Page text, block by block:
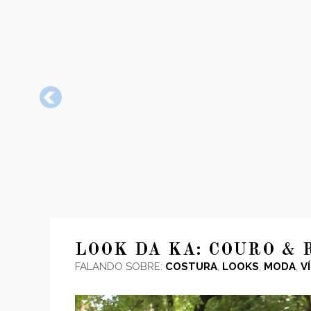
LOOK DA KA: COURO &
FALANDO SOBRE: COSTURA, LOOKS, MODA,